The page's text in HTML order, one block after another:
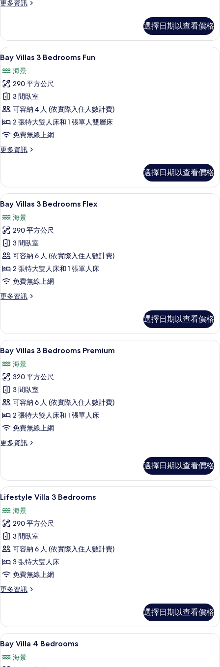
池）
的
所
有
相
片
（共
池）
詳
情
臥
活
方
式
別
墅
（共
享
泳
池）
有
相
片
更多資訊
更
兩
臥
室
活
方
式
別
墅
（共
享
泳
池）
的
選擇日期以查看價格
顯
Bay
Villas
3
Bedrooms
Fun
的
所
片
客房內保險箱、遮光布/窗簾、熨斗/
30
Bay Villas 3 Bedrooms Fun
海景
290 平方公尺
3 間臥室
可容納 4 人 (依實際入住人數計費)
2 張特大雙人床和 1 張單人雙層床
免費無線上網
更多資訊
更
3
Bedrooms
Fun
詳
情
選擇日期以查看價格
顯
Bay
Villas
3
Bedrooms
Flex
的
所
片
客房內保險箱、遮光布/窗簾、熨斗/
49
Bay Villas 3 Bedrooms Flex
海景
290 平方公尺
3 間臥室
可容納 6 人 (依實際入住人數計費)
2 張特大雙人床和 1 張單人床
免費無線上網
更多資訊
更
3
Bedrooms
Flex
詳
情
選擇日期以查看價格
顯
Bay
Villas
3
Bedrooms
Premium
的
所
片
Bay Villas 3 Bedrooms Premium | 客
33
Bay Villas 3 Bedrooms Premium
海景
320 平方公尺
3 間臥室
可容納 6 人 (依實際入住人數計費)
2 張特大雙人床和 1 張單人床
免費無線上網
更多資訊
更
3
Bedrooms
Premium
詳
情
選擇日期以查看價格
顯
Lifestyle
Villa
3
Bedrooms
的
所
有
Lifestyle Villa 3 Bedrooms | 客房內
36
Lifestyle Villa 3 Bedrooms
海景
290 平方公尺
3 間臥室
可容納 6 人 (依實際入住人數計費)
3 張特大雙人床
免費無線上網
更多資訊
更
3
Bedrooms
的
情
選擇日期以查看價格
顯
Bay
客房內保險箱、遮光布/窗簾、熨斗/
50
Bay Villa 4 Bedrooms
海景